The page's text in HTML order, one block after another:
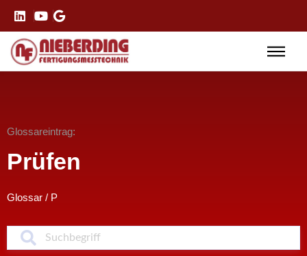
Glossareintrag:
Prüfen
Glossar / P